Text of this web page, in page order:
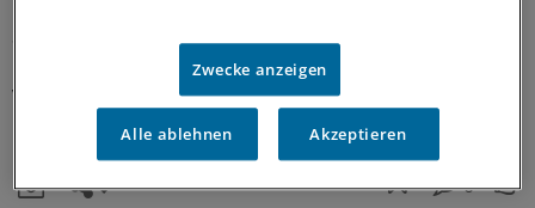
liegen weit unter dem, was Ärzte an Krankenhäusern
verdienen. Auf bis zu 1000 Euro bezifferte der
Marburger Bund Anfang des Jahres die Differenz.
0
Zwecke anzeigen
Alle ablehnen Akzeptieren